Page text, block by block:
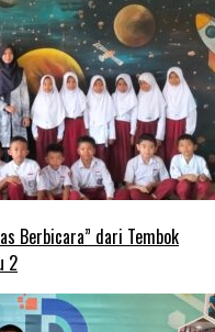
Berbicara” dari Tembok
2